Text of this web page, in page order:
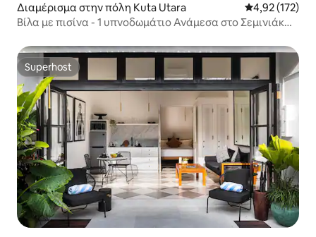
Διαμέρισμα στην πόλη Kuta Utara Μέση
4,92 (172)
Βίλα με πισίνα - 1 υπνοδωμάτιο Ανάμεσα στο Σεμινιάκ
Superhost
Superhost